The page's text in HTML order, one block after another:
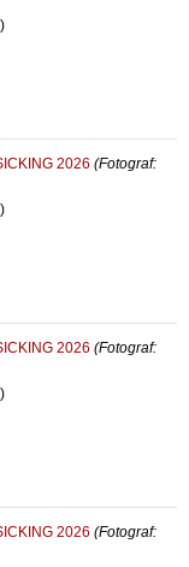
2026 (Fotograf:
2026 (Fotograf:
2026 (Fotograf: